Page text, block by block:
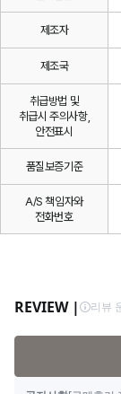
제조자
제조국
취급방법 및
취급시 주의사항,
안전표시
품질보증기준
A/S 책임자와
전화번호